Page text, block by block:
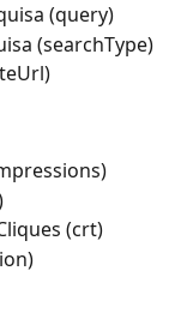
(query)
(searchType)
(crt)